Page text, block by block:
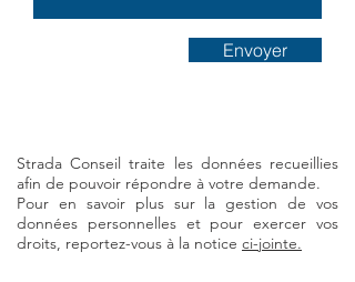
Envoyer
Strada Conseil traite les données recueillies
afin de pouvoir répondre à votre demande.
Pour en savoir plus sur la gestion de vos
données personnelles et pour exercer vos
droits, reportez-vous à la notice ci-jointe.